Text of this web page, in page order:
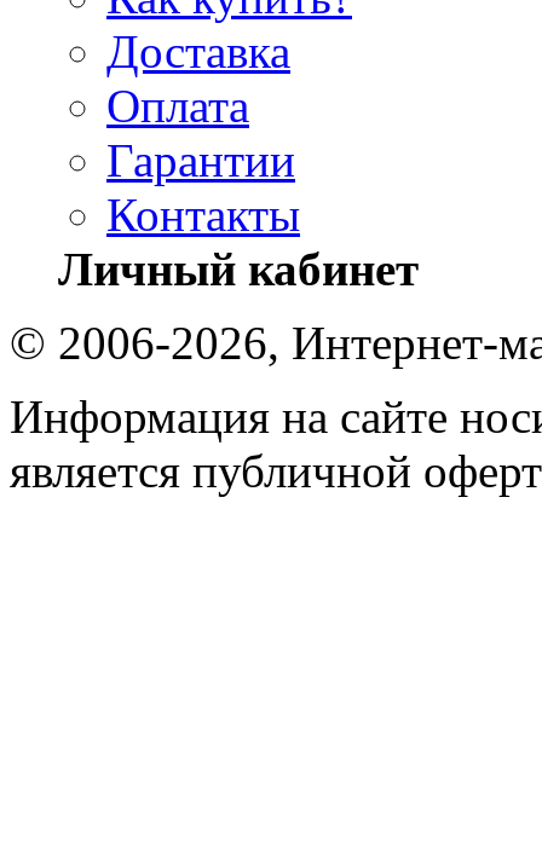
Доставка
Оплата
Гарантии
Контакты
Личный кабинет
© 2006-2026, Интернет-
Информация на сайте
является публичной